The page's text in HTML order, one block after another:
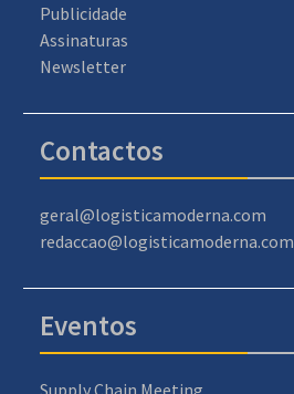
Publicidade
Assinaturas
Newsletter
Contactos
geral@logisticamoderna.com
redaccao@logisticamoderna.com
Eventos
Supply Chain Meeting